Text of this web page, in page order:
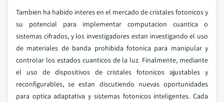
Tambien ha habido interes en el mercado de cristales fotonicos y
su potencial para implementar computacion cuantica o
sistemas cifrados, y los investigadores estan investigando el uso
de materiales de banda prohibida fotonica para manipular y
controlar los estados cuanticos de la luz. Finalmente, mediante
el uso de dispositivos de cristales fotonicos ajustables y
reconfigurables, se estan discutiendo nuevas oportunidades
para optica adaptativa y sistemas fotonicos inteligentes. Cada